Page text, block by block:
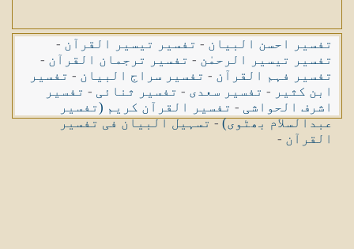
تفسیر احسن البیان - تفسیر تیسیر القرآن -
تفسیر تیسیر الرحمٰن - تفسیر ترجمان القرآن -
تفسیر فہم القرآن - تفسیر سراج البیان - تفسیر
ابن کثیر - تفسیر سعدی - تفسیر ثنائی - تفسیر
اشرف الحواشی - تفسیر القرآن کریم (تفسیر
عبدالسلام بھٹوی)-تسہیل البیان فی تفسیر
القرآن -